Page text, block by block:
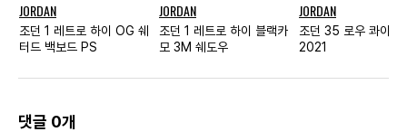
JORDAN
조던 1 레트로 하이 OG 쉐
터드 백보드 PS
JORDAN
조던 1 레트로 하이 블랙카
모 3M 쉐도우
JORDAN
조던 35 로우 콰이
2021
댓글 0개